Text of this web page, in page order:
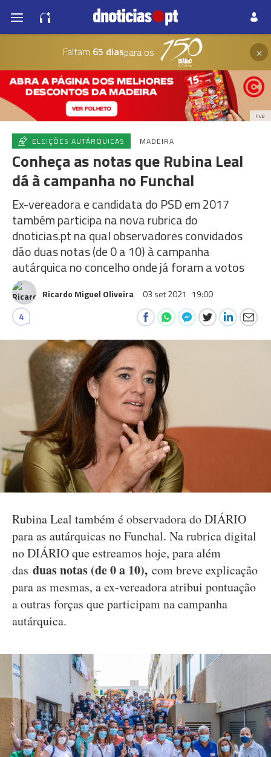
Faltam 65 diaspara os ×
PUB
ELEIÇÕES AUTÁRQUICAS MADEIRA
Conheça as notas que Rubina Leal
dá à campanha no Funchal
Ex-vereadora e candidata do PSD em 2017
também participa na nova rubrica do
dnoticias.pt na qual observadores convidados
dão duas notas (de 0 a 10) à campanha
autárquica no concelho onde já foram a votos
Ricardo Miguel Oliveira 03 set 2021 19:00
4
Rubina Leal também é observadora do DIÁRIO
para as autárquicas no Funchal. Na rubrica digital
no DIÁRIO que estreamos hoje, para além
das duas notas (de 0 a 10), com breve explicação
para as mesmas, a ex-vereadora atribui pontuação
a outras forças que participam na campanha
autárquica.